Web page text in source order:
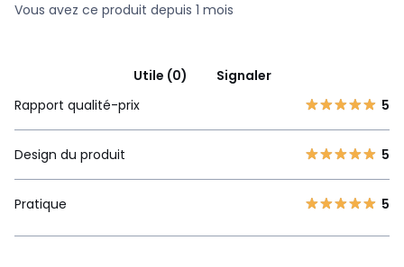
Vous avez ce produit depuis 1 mois
Utile (0)
Signaler
Rapport qualité-prix
5
Design du produit 5
Pratique 5